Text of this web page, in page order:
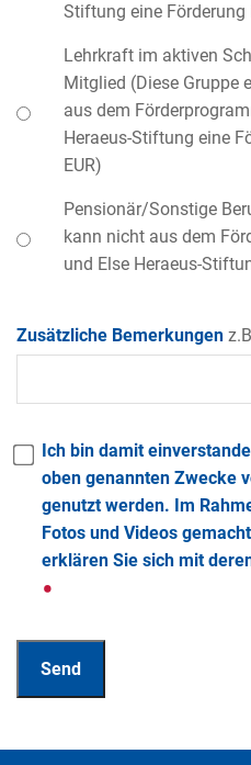
Stiftung eine Förderung
Lehrkraft im aktiven
Mitglied (Diese Gruppe
aus dem
Heraeus-Stiftung eine
EUR)
Pensionär/Sonstige
kann nicht aus dem
und Else Heraeus-
Zusätzliche Bemerkungen
Ich bin damit
oben genannten Zwecke
genutzt werden. Im
Fotos und Videos
erklären Sie sich mit